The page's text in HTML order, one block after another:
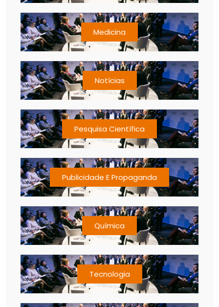
Medicina
Notícias
Pesquisa Científica
Publicidade E Propaganda
Química
Tecnologia